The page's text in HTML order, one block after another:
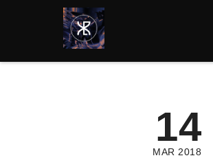
14
MAR 2018